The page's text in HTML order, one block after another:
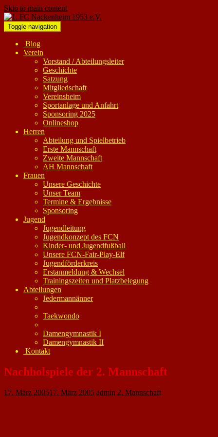
Skip to main content
Toggle navigation
Blog
Verein
Vorstand / Abteilungsleiter
Geschichte
Satzung
Mitgliedschaft
Vereinsheim
Sportanlage und Anfahrt
Sponsoring 2025
Onlineshop
Herren
Abteilung und Spielbetrieb
Erste Mannschaft
Zweite Mannschaft
AH Mannschaft
Frauen
Unsere Geschichte
Unser Team
Termine & Ergebnisse
Sponsoring
Jugend
Jugendleitung
Jugendkonzept des FCN
Kinder- und Jugendfußball
Unsere FCN-Fair-Play-Elf
Jugendförderkreis
Erstanmeldung & Wechsel
Trainingszeiten und Platzbelegung
Abteilungen
Jedermannänner
Taekwondo
Damengymnastik I
Damengymnastik II
Kontakt
Nachholspiele der 2. Mannschaft
17. März 200517. März 2005 admin 2. Mannschaft